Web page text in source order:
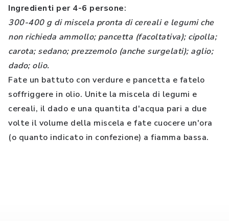
Ingredienti per 4-6 persone:
300-400 g di miscela pronta di cereali e legumi che
non richieda ammollo; pancetta (facoltativa); cipolla;
carota; sedano; prezzemolo (anche surgelati); aglio;
dado; olio.
Fate un battuto con verdure e pancetta e fatelo
soffriggere in olio. Unite la miscela di legumi e
cereali, il dado e una quantita d'acqua pari a due
volte il volume della miscela e fate cuocere un'ora
(o quanto indicato in confezione) a fiamma bassa.